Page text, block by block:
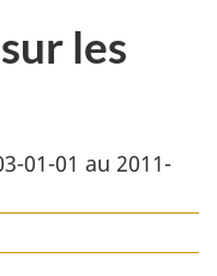
les
01-01 au 2011-